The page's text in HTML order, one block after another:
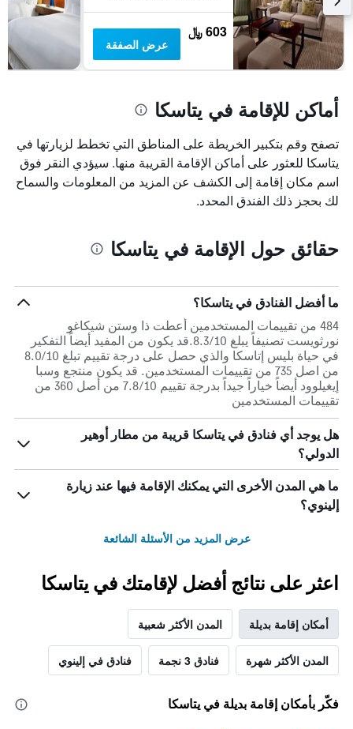
603 ﷼
عرض الصفقة
أماكن للإقامة في يتاسكا
تصفح وقم بتكبير الخريطة على المناطق التي تخطط لزيارتها في
يتاسكا للعثور على أماكن الإقامة القريبة منها. سيؤدي النقر فوق
اسم مكان إقامة إلى الكشف عن المزيد من المعلومات والسماح
لك بحجز ذلك الفندق المحدد.
حقائق حول الإقامة في يتاسكا
ما أفضل الفنادق في يتاسكا؟
484 من تقييمات المستخدمين أعطت ذا وستن شيكاغو
نورثويست تصنيفاً يبلغ 8.3/10.قد يكون من المفيد أيضاً التفكير
في حياة بليس إتاسكا والذي حصل على درجة تقييم تبلغ 8.0/10
من اصل 735 من تقييمات المستخدمين. قد يكون منتجع وسبا
إيغيلوود أيضاً خياراً جيداً بدرجة تقييم 7.8/10 من أصل 360 من
تقييمات المستخدمين
هل يوجد أي فنادق في يتاسكا قريبة من مطار أوهير
الدولي؟
ما هي المدن الأخرى التي يمكنك الإقامة فيها عند زيارة
إلينوي؟
عرض المزيد من الأسئلة الشائعة
اعثر على نتائج أفضل لإقامتك في يتاسكا
أمكان إقامة بديلة المدن الأكثر شعبية
المدن الأكثر شهرة فنادق 3 نجمة فنادق في إلينوي
فكّر بأمكان إقامة بديلة في يتاسكا